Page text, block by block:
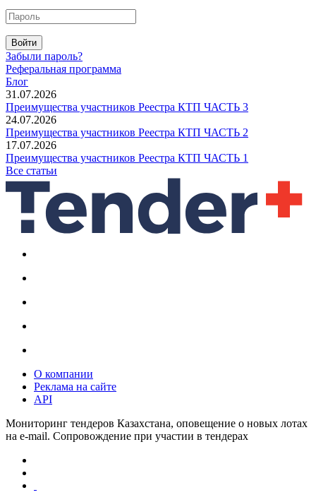
Войти
Забыли пароль?
Реферальная программа
Блог
31.07.2026
Преимущества участников Реестра КТП ЧАСТЬ 3
24.07.2026
Преимущества участников Реестра КТП ЧАСТЬ 2
17.07.2026
Преимущества участников Реестра КТП ЧАСТЬ 1
Все статьи
О компании
Реклама на сайте
API
Мониторинг тендеров Казахстана, оповещение о новых лотах
на e-mail. Сопровождение при участии в тендерах